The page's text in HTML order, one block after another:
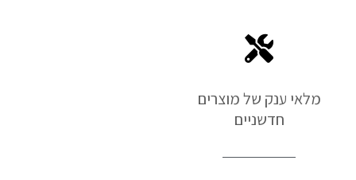
מלאי ענק של מוצרים
חדשניים